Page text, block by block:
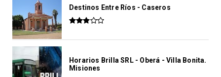
Destinos Entre Ríos - Caseros
Horarios Brilla SRL - Oberá - Villa Bonita.
Misiones